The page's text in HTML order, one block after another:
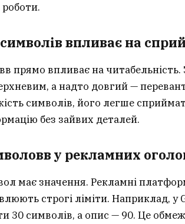
роботи.
впливає на
прямо впливає на читабельність.
а надто довгий —
символів, його легше
без зайвих деталей.
у рекламних
має значення. Рекламні
строгі ліміти. Наприклад, у
30 символів, а опис — 90. Це